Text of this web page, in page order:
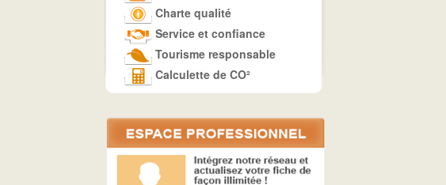
Charte qualité
Service et confiance
Tourisme responsable
Calculette de CO²